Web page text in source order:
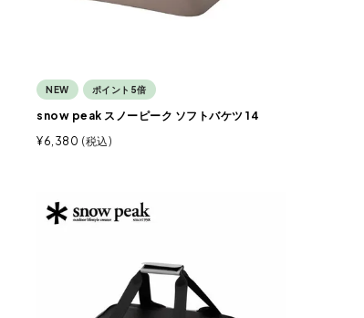
NEW ポイント5倍
snow peak スノーピーク ソフトバケツ 14
¥6,380 税込